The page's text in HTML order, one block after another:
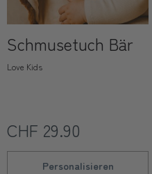
Schmusetuch Bär
Love Kids
CHF 29.90
Personalisieren